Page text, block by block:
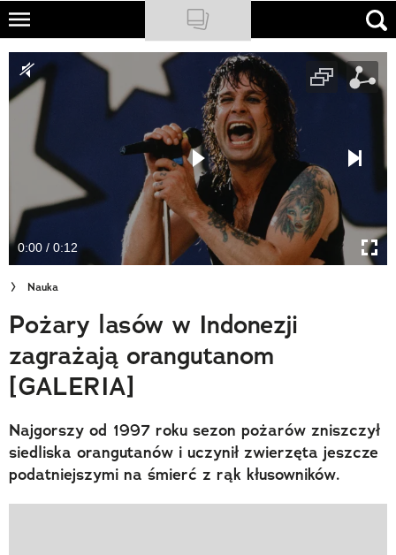
Skip
main
content
NATIONAL GEOGRAPHIC
TRAVELER
PODCASTY
Newsletter
Cuda Polski
Wielki Konkurs Fotograficzny
Trendbook Podróżniczy
Polecane
0:00 / 0:12
Nauka
Pożary lasów w Indonezji
zagrażają orangutanom
[GALERIA]
Najgorszy od 1997 roku sezon pożarów zniszczył
siedliska orangutanów i uczynił zwierzęta jeszcze
podatniejszymi na śmierć z rąk kłusowników.